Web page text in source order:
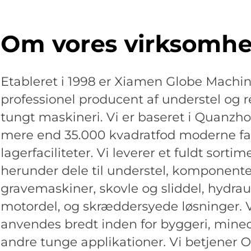
Om vores
Etableret i 1998 er Xiamen Globe
professionel producent af understel og
tungt maskineri. Vi er baseret i
mere end 35.000 kvadratfod moderne
lagerfaciliteter. Vi leverer et fuldt
herunder dele til understel,
gravemaskiner, skovle og sliddel,
motordel, og skræddersyede løsninger.
anvendes bredt inden for byggeri,
andre tunge applikationer. Vi betjener